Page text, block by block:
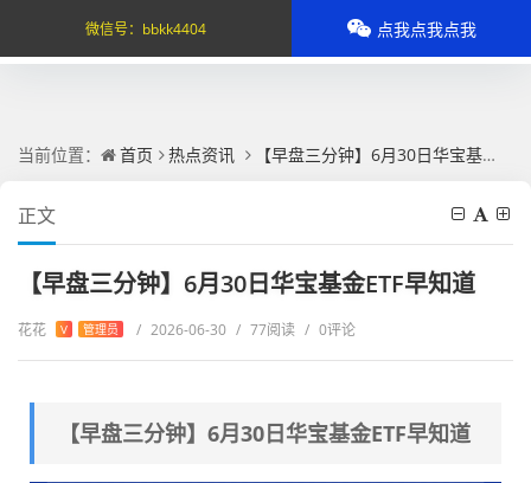
当前位置： 首页 热点资讯 【早盘三分钟】6月30日华宝基金ETF早知道
正文
【早盘三分钟】6月30日华宝基金ETF早知道
花花 V 管理员 / 2026-06-30 / 77阅读 / 0评论
【早盘三分钟】6月30日华宝基金ETF早知道
微信号： bbkk4404 点我点我点我